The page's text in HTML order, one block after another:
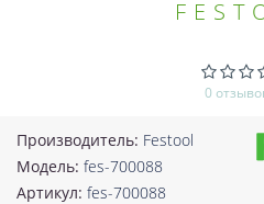
0
Производитель: Festool
Модель: fes-700088
Артикул: fes-700088